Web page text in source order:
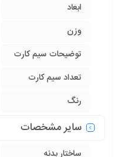
ابعاد
وزن
توضیحات سیم کارت
تعداد سیم کارت
رنگ
سایر مشخصات
ساختار بدنه